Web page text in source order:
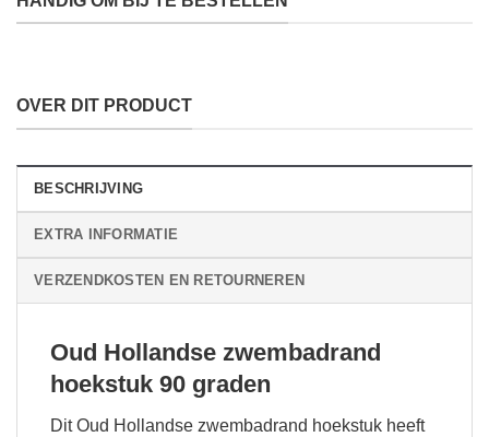
OVER DIT PRODUCT
BESCHRIJVING
EXTRA INFORMATIE
VERZENDKOSTEN EN RETOURNEREN
Oud Hollandse zwembadrand
hoekstuk 90 graden
Dit Oud Hollandse zwembadrand hoekstuk heeft